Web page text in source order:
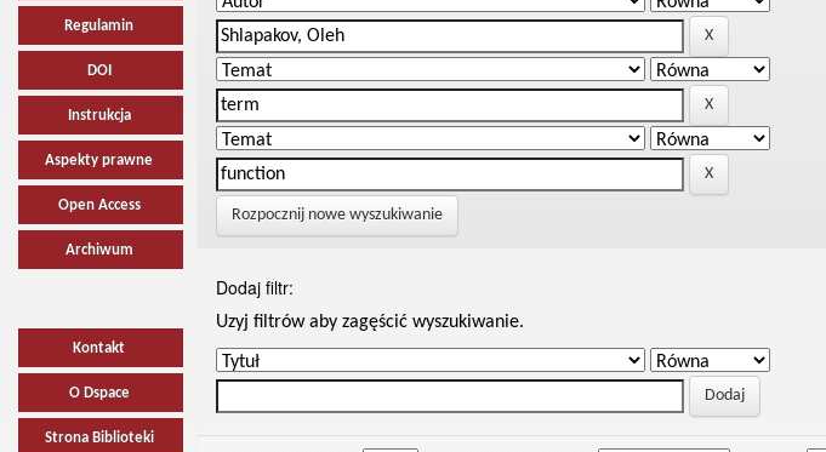
Regulamin
DOI
Instrukcja
Aspekty prawne
Open Access
Archiwum
Kontakt
O Dspace
Strona Biblioteki
Rozpocznij nowe wyszukiwanie
Dodaj filtr:
Uzyj filtrów aby zagęścić wyszukiwanie.